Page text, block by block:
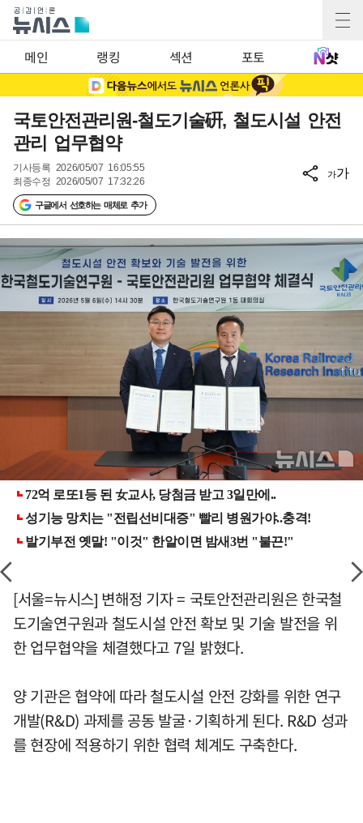
메인 랭킹 섹션 포토
국토안전관리원-철도기술硏, 철도시설 안전
관리 업무협약
기사등록 2026/05/07 16:05:55
최종수정 2026/05/07 17:32:26
구글에서 선호하는 매체로 추가
가가
[서울=뉴시스] 변해정 기자 = 국토안전관리원은 한국철
도기술연구원과 철도시설 안전 확보 및 기술 발전을 위
한 업무협약을 체결했다고 7일 밝혔다.
양 기관은 협약에 따라 철도시설 안전 강화를 위한 연구
개발(R&D) 과제를 공동 발굴·기획하게 된다. R&D 성과
를 현장에 적용하기 위한 협력 체계도 구축한다.